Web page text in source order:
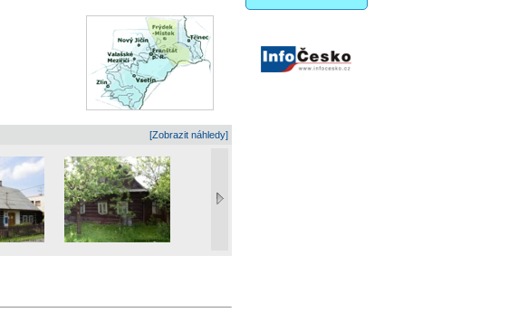
[Zobrazit náhledy]